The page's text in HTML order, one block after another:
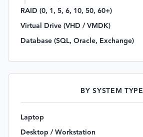
RAID (0, 1, 5, 6, 10, 50, 60+)
Virtual Drive (VHD / VMDK)
Database (SQL, Oracle, Exchange)
BY SYSTEM TYPE
Laptop
Desktop / Workstation